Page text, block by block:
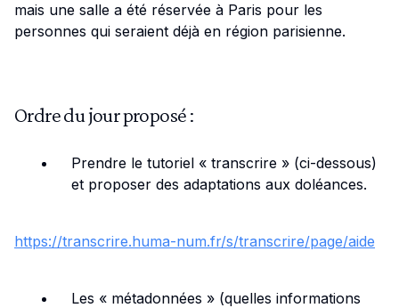
mais une salle a été réservée à Paris pour les
personnes qui seraient déjà en région parisienne.
Ordre du jour proposé :
Prendre le tutoriel « transcrire » (ci-dessous)
et proposer des adaptations aux doléances.
https://transcrire.huma-num.fr/s/transcrire/page/aide
Les « métadonnées » (quelles informations